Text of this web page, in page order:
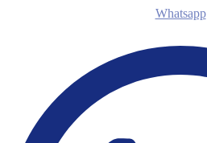
Whatsapp